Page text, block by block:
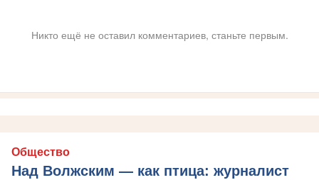
Никто ещё не оставил комментариев, станьте первым.
Общество
Над Волжским — как птица: журналист